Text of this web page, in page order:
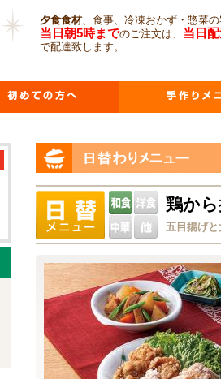
夕食食材、食事、冷凍おかず・惣菜
当日朝5時までのご注文は、 当日
で配達致します。
鶏か
五目揚げ